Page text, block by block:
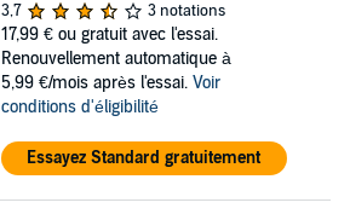
3,7
3 notations
17,99 € ou gratuit avec l'essai.
Renouvellement automatique à
5,99 €/mois après l'essai. Voir
conditions d'éligibilité
Essayez Standard gratuitement